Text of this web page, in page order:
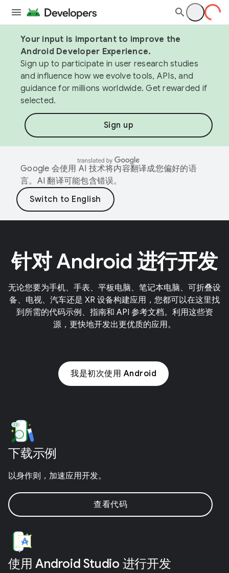
Your input is important to improve the
Android Developer Experience.
Sign up to participate in user research studies
and influence how we evolve tools, APIs, and
guidance for millions worldwide. Get rewarded if
selected.
Sign up
Google 会使用 AI 技术将内容翻译成您偏好的语
言。AI 翻译可能包含错误。
针对 Android 进行开发
无论您要为手机、手表、平板电脑、笔记本电脑、可折叠设
备、电视、汽车还是 XR 设备构建应用，您都可以在这里找
到所需的代码示例、指南和 API 参考文档。利用这些资
源，更快地开发出更优质的应用。
我是初次使用 Android
下载示例
以身作则，加速应用开发。
查看代码
使用 Android Studio 进行开发